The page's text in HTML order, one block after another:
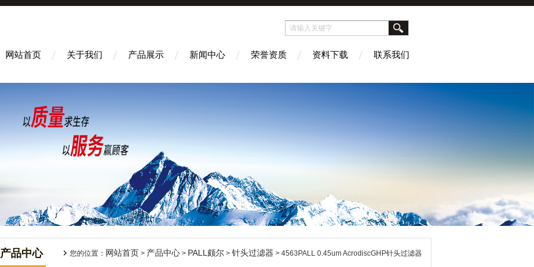
网站首页 关于我们 产品展示 新闻中心 荣誉资质 资料下载 联系我们
产品中心 您的位置： 网站首页 > 产品中心 > PALL颇尔 > 针头过滤器 > 4563PALL 0.45um AcrodiscGHP针头过滤器